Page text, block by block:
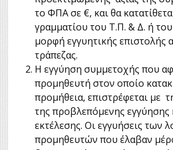
το ΦΠΑ σε €, και θα
γραμματίου του Τ.Π. & Δ. ή
μορφή εγγυητικής επιστολής
τράπεζας.
Η εγγύηση συμμετοχής που
προμηθευτή στον οποίο
προμήθεια, επιστρέφεται με
της προβλεπόμενης εγγύησης
εκτέλεσης. Οι εγγυήσεις των
προμηθευτών που έλαβαν